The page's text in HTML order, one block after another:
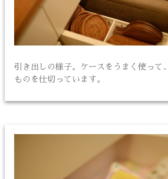
引き出しの様子。ケースをうまく使って
ものを仕切っています。